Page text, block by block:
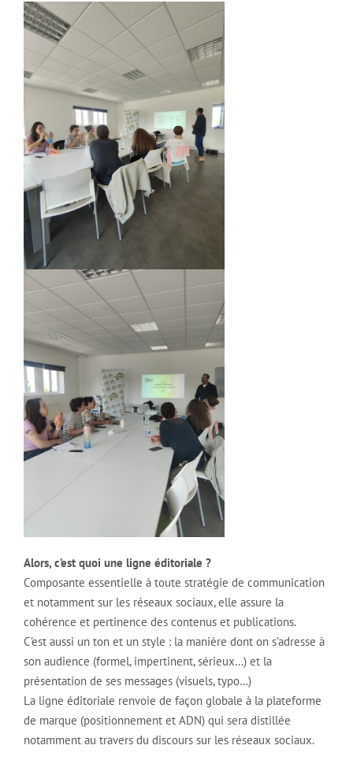
Alors, c’est quoi une ligne éditoriale ?
Composante essentielle à toute stratégie de communication
et notamment sur les réseaux sociaux, elle assure la
cohérence et pertinence des contenus et publications.
C’est aussi un ton et un style : la manière dont on s’adresse à
son audience (formel, impertinent, sérieux…) et la
présentation de ses messages (visuels, typo…)
La ligne éditoriale renvoie de façon globale à la plateforme
de marque (positionnement et ADN) qui sera distillée
notamment au travers du discours sur les réseaux sociaux.